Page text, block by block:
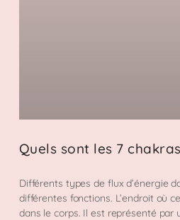
Quels sont les 7
Différents types de flux d’énergie
différentes fonctions. L’endroit où
dans le corps. Il est représenté par